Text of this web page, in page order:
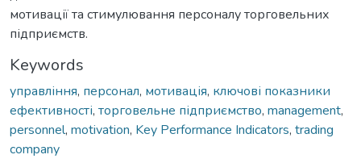
мотивації та стимулювання персоналу торговельних
підприємств.
Keywords
управління, персонал, мотивація, ключові показники
ефективності, торговельне підприємство, management,
personnel, motivation, Key Performance Indicators, trading
company